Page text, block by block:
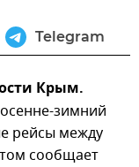
Telegram
Крым.
зимний
рейсы между
сообщает